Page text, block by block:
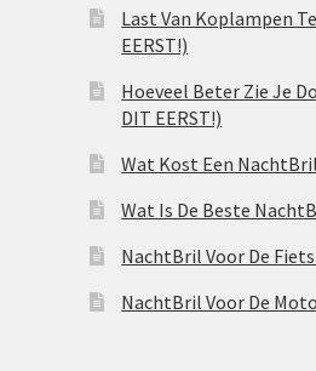
Last Van Koplampen
EERST!)
Hoeveel Beter Zie Je
DIT EERST!)
Wat Kost Een NachtBril
Wat Is De Beste
NachtBril Voor De Fiets
NachtBril Voor De